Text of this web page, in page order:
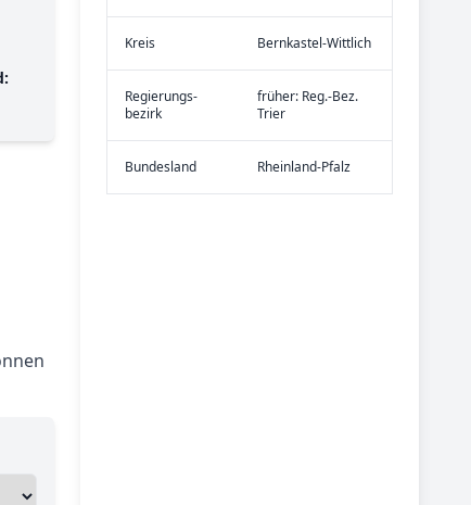
Kreis Bernkastel-Wittlich
Re­gier­ungs­
bezirk
früher: Reg.-Bez.
Trier
Bundes­land Rheinland-Pfalz